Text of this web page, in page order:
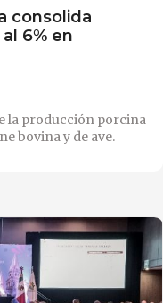
consolida
6% en
la producción porcina
bovina y de ave.